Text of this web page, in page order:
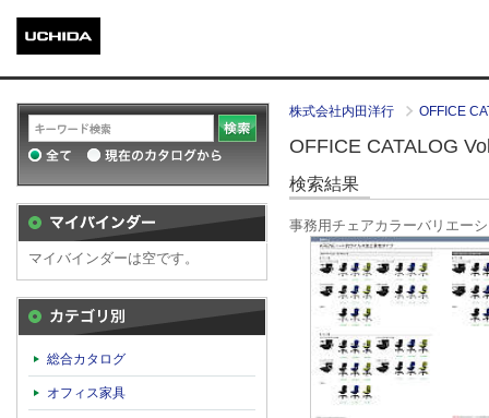
株式会社内田洋行 OFFICE
OFFICE CATALOG
検索結果
事務用チェアカラーバリエー
マイバインダーは空です。
総合カタログ
オフィス家具